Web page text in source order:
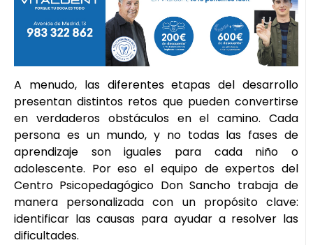
A menudo, las diferentes etapas del desarrollo
presentan distintos retos que pueden convertirse
en verdaderos obstáculos en el camino. Cada
persona es un mundo, y no todas las fases de
aprendizaje son iguales para cada niño o
adolescente. Por eso el equipo de expertos del
Centro Psicopedagógico Don Sancho trabaja de
manera personalizada con un propósito clave:
identificar las causas para ayudar a resolver las
dificultades.